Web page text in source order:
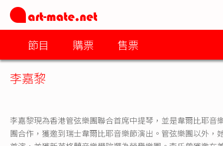
節目 購票 售票
李嘉黎
李嘉黎現為香港管弦樂團聯合首席中提琴，並是韋爾比耶
團合作，獲邀到瑞士韋爾比耶音樂節演出。管弦樂團以外